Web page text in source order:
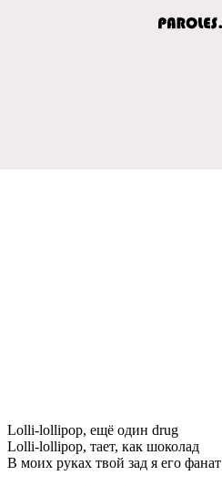
Lolli-lollipop, ещё один drug
Lolli-lollipop, тает, как шоколад
В моих руках твой зад я его фанат